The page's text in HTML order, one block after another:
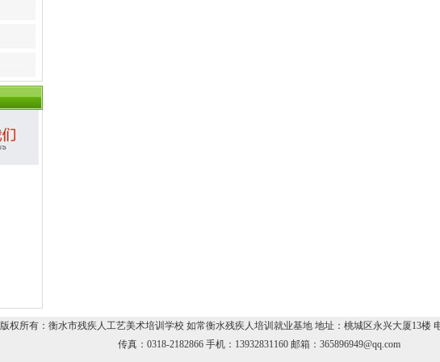
版权所有：衡水市残疾人工艺美术培训学校 如常衡水残疾人培训就业基地 地址：桃城区永兴大厦13楼
传真：0318-2182866 手机：13932831160 邮箱：365896949@qq.com